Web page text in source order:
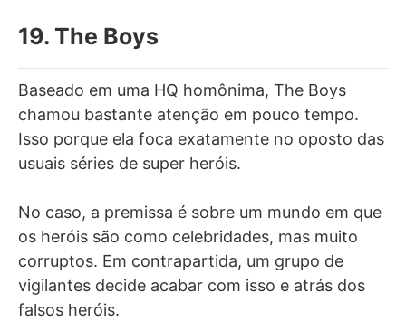
19. The Boys
Baseado em uma HQ homônima, The Boys
chamou bastante atenção em pouco tempo.
Isso porque ela foca exatamente no oposto das
usuais séries de super heróis.
No caso, a premissa é sobre um mundo em que
os heróis são como celebridades, mas muito
corruptos. Em contrapartida, um grupo de
vigilantes decide acabar com isso e atrás dos
falsos heróis.